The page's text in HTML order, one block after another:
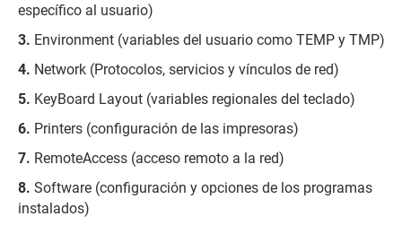
específico al usuario)
Environment (variables del usuario como TEMP y TMP)
Network (Protocolos, servicios y vínculos de red)
KeyBoard Layout (variables regionales del teclado)
Printers (configuración de las impresoras)
RemoteAccess (acceso remoto a la red)
Software (configuración y opciones de los programas
instalados)